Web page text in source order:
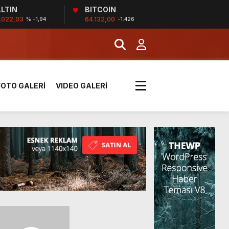
% -1,94
BITCOIN
64.132,00 -1.426
yük kazaya neden oldu
paylaştı
GALERİ VIDEO GALERİ